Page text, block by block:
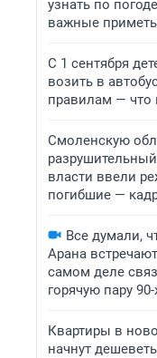
узнать по
важные
С 1 сентября
возить в
правилам — что
Смоленскую
власти ввели
погибшие —
Все думали,
Арана
самом деле
горячую пару 90-
Квартиры в
начнут